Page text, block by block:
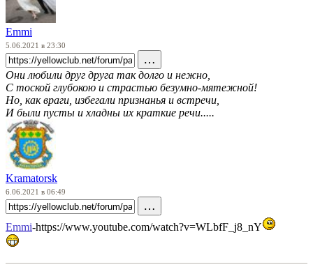
Emmi
5.06.2021 в 23:30
…
Они любили друг друга так долго и нежно,
С тоской глубокою и страстью безумно-мятежной!
Но, как враги, избегали признанья и встречи,
И были пусты и хладны их краткие речи.....
Kramatorsk
6.06.2021 в 06:49
…
Emmi-https://www.youtube.com/watch?v=WLbfF_j8_nY